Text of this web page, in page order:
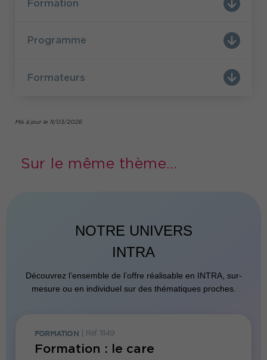
situations parfois complexes : changements,
à sesnouveaux ateliers de Co-développement
pour managers !
formateur Jean-Claude Ben Ezra : «
développement : les secrets d'une approche
Formation
Programme
Formateurs
Mis à jour le 11/03/2026
Sur le même thème...
NOTRE UNIVERS
INTRA
Découvrez l’ensemble de l’offre réalisable en INTRA, sur-
mesure ou en individuel sur des thématiques proches.
FORMATION Réf. 11149
Formation : le care